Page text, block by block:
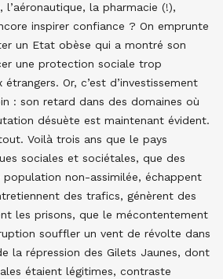
la pharmacie (!),
inspirer confiance ? On emprunte
un Etat obèse qui a montré son
une protection sociale trop
Or, c’est d’investissement
: son retard dans des domaines où
désuète est maintenant évident.
Voilà trois ans que le pays
sociales et sociétales, que des
non-assimilée, échappent
des trafics, génèrent des
les prisons, que le mécontentement
souffler un vent de révolte dans
la répression des Gilets Jaunes, dont
étaient légitimes, contraste